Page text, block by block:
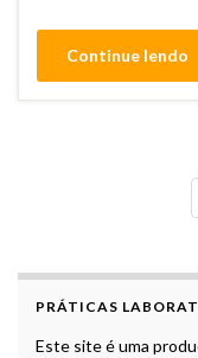
Continue lendo
PRÁTICAS
Este site é uma